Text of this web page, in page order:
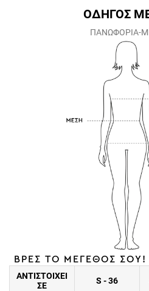
ΟΔΗΓΟΣ
ΠΑΝΩΦΟΡΙΑ-
ΒΡΕΣ ΤΟ ΜΕΓΕΘΟΣ ΣΟΥ!
ΑΝΤΙΣΤΟΙΧΕΙ
ΣΕ
S - 36